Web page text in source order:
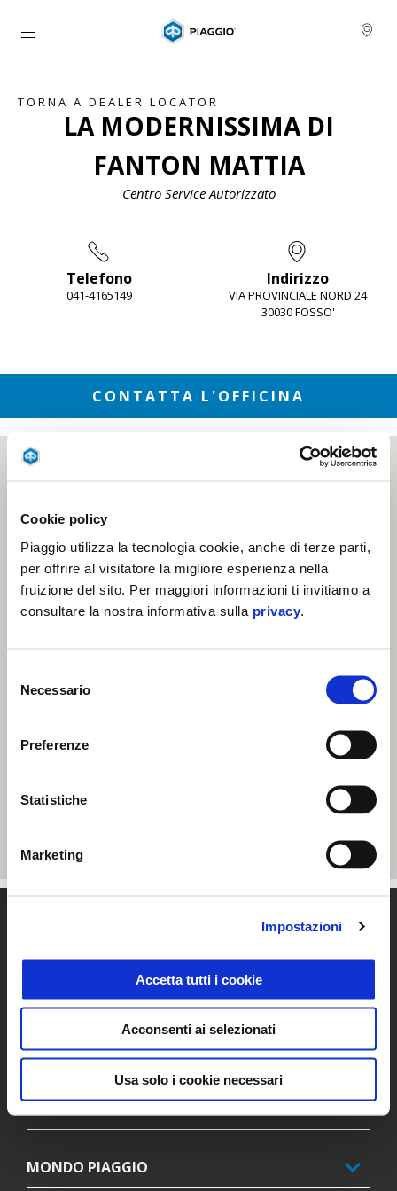
Cookie policy
Piaggio utilizza la tecnologia cookie, anche di terze parti,
per offrire al visitatore la migliore esperienza nella
fruizione del sito. Per maggiori informazioni ti invitiamo a
consultare la nostra informativa sulla privacy
delNecessario
Preferenze
Statistiche
Marketing
Impostazioni
Accetta tutti i cookie
Acconsenti ai selezionati
Usa solo i cookie necessari
Vai al contenuto principale
TORNA A DEALER LOCATOR
LA MODERNISSIMA DI
FANTON MATTIA
Centro Service Autorizzato
Telefono
041-4165149
Indirizzo
VIA PROVINCIALE NORD 24
30030 FOSSO'
CONTATTA L'OFFICINA
PROMOZIONI
MONDO PIAGGIO